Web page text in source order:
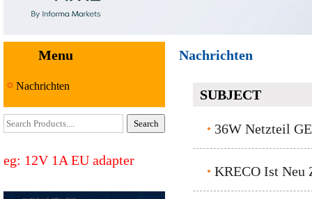
Menu
Nachrichten
eg: 12V 1A EU adapter
Nachrichten
SUBJECT
36W Netzteil
KRECO Ist Neu